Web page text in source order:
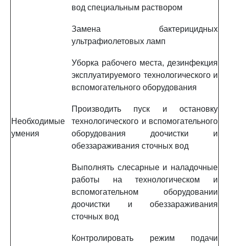
вод специальным раствором
Замена бактерицидных
ультрафиолетовых ламп
Уборка рабочего места, дезинфекция
эксплуатируемого технологического и
вспомогательного оборудования
Необходимые
умения
Производить пуск и остановку
технологического и вспомогательного
оборудования доочистки и
обеззараживания сточных вод
Выполнять слесарные и наладочные
работы на технологическом и
вспомогательном оборудовании
доочистки и обеззараживания
сточных вод
Контролировать режим подачи